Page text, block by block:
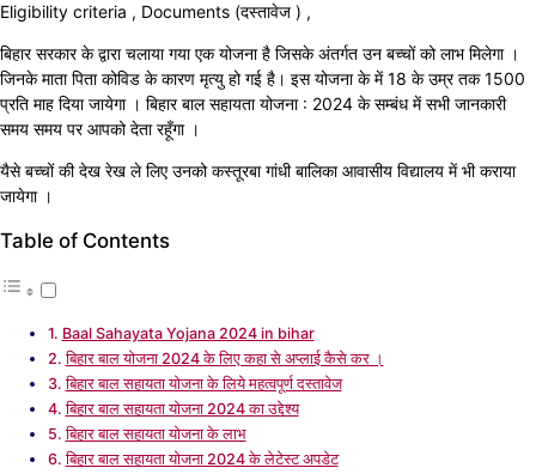
Eligibility criteria , Documents (दस्तावेज ) ,
बिहार सरकार के द्वारा चलाया गया एक योजना है जिसके अंतर्गत उन बच्चों को लाभ मिलेगा ।
जिनके माता पिता कोविड के कारण मृत्यु हो गई है। इस योजना के में 18 के उम्र तक 1500
प्रति माह दिया जायेगा । बिहार बाल सहायता योजना : 2024 के सम्बंध में सभी जानकारी
समय समय पर आपको देता रहूँगा ।
यैसे बच्चों की देख रेख ले लिए उनको कस्तूरबा गांधी बालिका आवासीय विद्यालय में भी कराया
जायेगा ।
Table of Contents
Baal Sahayata Yojana 2024 in bihar
बिहार बाल योजना 2024 के लिए कहा से अप्लाई कैसे कर ।
बिहार बाल सहायता योजना के लिये महत्वपूर्ण दस्तावेज
बिहार बाल सहायता योजना 2024 का उद्देश्य
बिहार बाल सहायता योजना के लाभ
बिहार बाल सहायता योजना 2024 के लेटेस्ट अपडेट